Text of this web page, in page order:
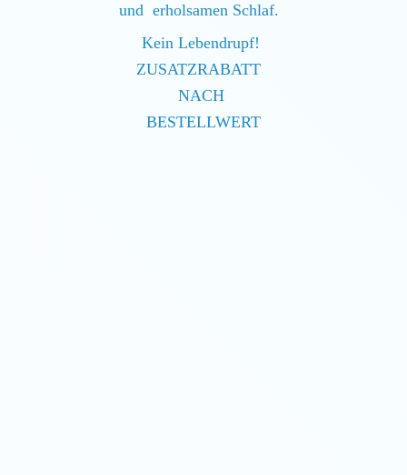
und erholsamen Schlaf.
Kein Lebendrupf!
ZUSATZRABATT
NACH
BESTELLWERT